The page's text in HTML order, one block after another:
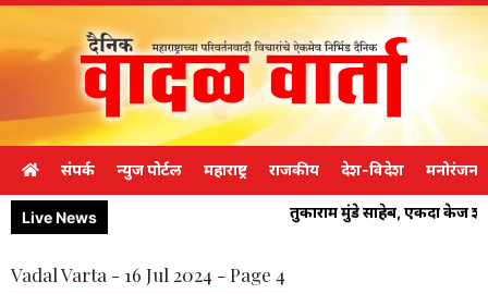
संपर्क न्युज पोर्टल महाराष्ट्र राजकीय देश-विदेश मनोरंजन
Live News तुकाराम मुंडे साहेब, एकदा केज
Vadal Varta - 16 Jul 2024 - Page 4